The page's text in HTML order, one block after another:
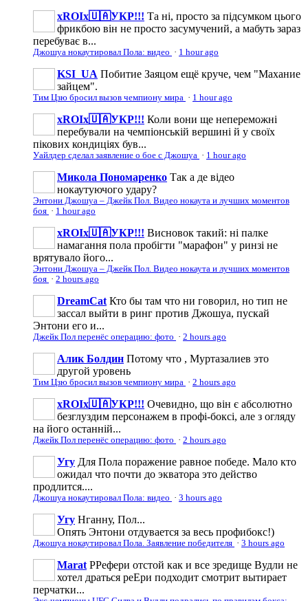
xROIx🇺🇦УКР!!! Та ні, просто за підсумком цього
фрикбою він не просто засумучений, а мабуть зараз
перебуває в...
Джошуа нокаутировал Пола: видео · 1 hour ago
KSI_UA Побитие Заяцом ещё круче, чем "Махание
зайцем".
Тим Цзю бросил вызов чемпиону мира · 1 hour ago
xROIx🇺🇦УКР!!! Коли вони ще непереможні
перебували на чемпіонській вершині й у своїх
пікових кондиціях був...
Уайлдер сделал заявление о бое с Джошуа · 1 hour ago
Микола Пономаренко Так а де відео
нокаутуючого удару?
Энтони Джошуа – Джейк Пол. Видео нокаута и лучших моментов
боя · 1 hour ago
xROIx🇺🇦УКР!!! Висновок такий: ні палке
намагання пола пробігти "марафон" у ринзі не
врятувало його...
Энтони Джошуа – Джейк Пол. Видео нокаута и лучших моментов
боя · 2 hours ago
DreamCat Кто бы там что ни говорил, но тип не
зассал выйти в ринг против Джошуа, пускай
Энтони его и...
Джейк Пол перенёс операцию: фото · 2 hours ago
Алик Болдин Потому что , Муртазалиев это
другой уровень
Тим Цзю бросил вызов чемпиону мира · 2 hours ago
xROIx🇺🇦УКР!!! Очевидно, що він є абсолютно
безглуздим персонажем в профі-боксі, але з огляду
на його останній...
Джейк Пол перенёс операцию: фото · 2 hours ago
Угу Для Пола поражение равное победе. Мало кто
ожидал что почти до экватора это действо
продлится....
Джошуа нокаутировал Пола: видео · 3 hours ago
Угу Нганну, Пол...
Опять Энтони отдувается за весь профибокс!)
Джошуа нокаутировал Пола. Заявление победителя · 3 hours ago
Marat РРефери отстой как и все зредище Вудли не
хотел драться реЕри подходит смотрит вытирает
перчатки...